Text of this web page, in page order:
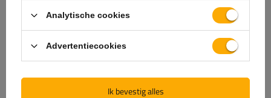
Heb je vragen over de keuze of het gebruik van onze
producten? Neem contact met ons op! De specialisten van
Analytische cookies
Advertentiecookies
Ik bevestig alles